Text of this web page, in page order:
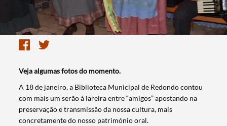
Veja algumas fotos do momento.
​A 18 de janeiro, a Biblioteca Municipal de Redondo contou
com mais um serão à lareira entre “amigos” apostando na
preservação e transmissão da nossa cultura, mais
concretamente do nosso património oral.